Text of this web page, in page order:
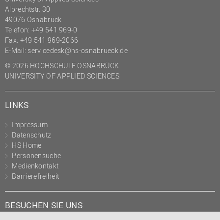
Albrechtstr. 30
49076 Osnabrück
Telefon: +49 541 969-0
Fax: +49 541 969-2066
E-Mail: servicedesk@hs-osnabrueck.de
© 2026 HOCHSCHULE OSNABRÜCK
UNIVERSITY OF APPLIED SCIENCES
LINKS
Impressum
Datenschutz
HS Home
Personensuche
Medienkontakt
Barrierefreiheit
BESUCHEN SIE UNS